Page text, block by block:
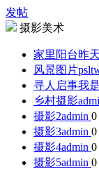
发帖
摄影美术
家里阳台昨
风景图片
寻人启事我
乡村摄影
摄影2admin 0
摄影3admin 0
摄影4admin 0
摄影5admin 0